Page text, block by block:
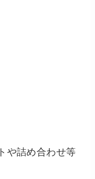
や詰め合わせ等